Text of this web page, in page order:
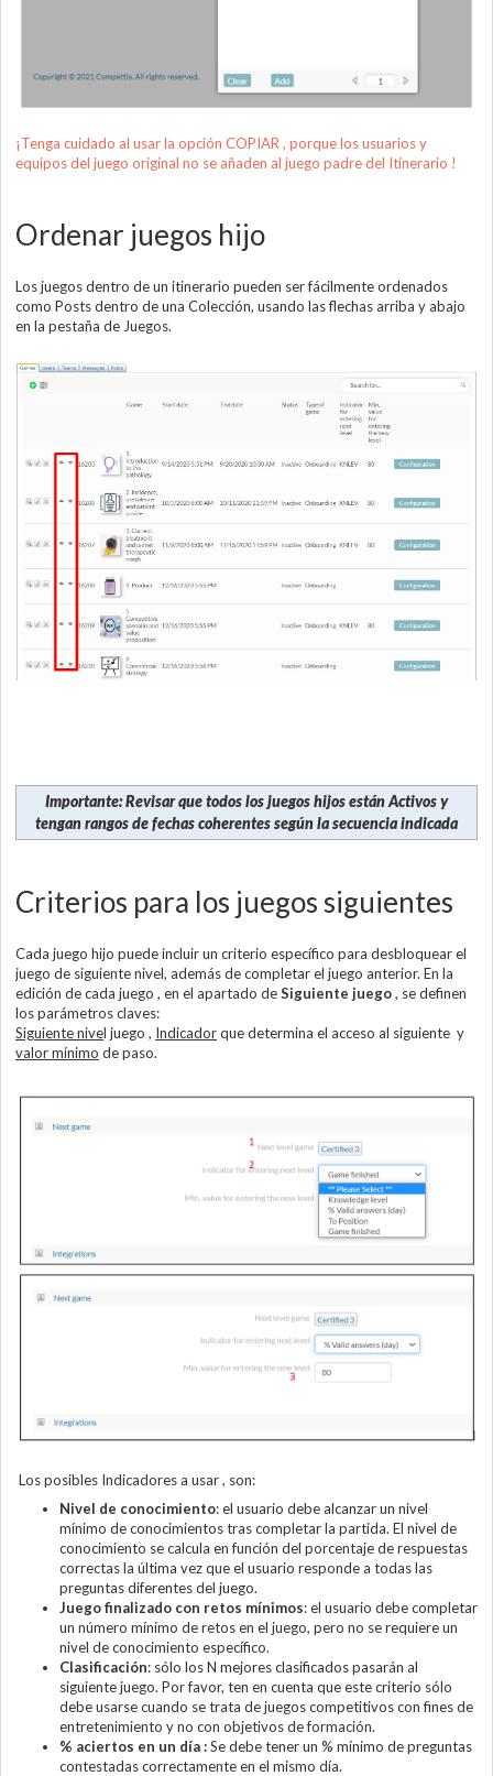
¡Tenga cuidado al usar la opción COPIAR , porque los usuarios y
equipos del juego original no se añaden al juego padre del Itinerario !
Ordenar juegos hijo
Los juegos dentro de un itinerario pueden ser fácilmente ordenados
como Posts dentro de una Colección, usando las flechas arriba y abajo
en la pestaña de Juegos.
Importante: Revisar que todos los juegos hijos están Activos y
tengan rangos de fechas coherentes según la secuencia indicada
Criterios para los juegos siguientes
Cada juego hijo puede incluir un criterio específico para desbloquear el
juego de siguiente nivel, además de completar el juego anterior. En la
edición de cada juego , en el apartado deSiguiente juego, se definen
los parámetros claves:
Siguiente nivel juego , Indicadorque determina el acceso al siguiente y
valor mínimo de paso.
Los posibles Indicadores a usar , son:
Nivel de conocimiento: el usuario debe alcanzar un nivel
mínimo de conocimientos tras completar la partida. El nivel de
conocimiento se calcula en función del porcentaje de respuestas
correctas la última vez que el usuario responde a todas las
preguntas diferentes del juego.
Juego finalizado con retos mínimos: el usuario debe completar
un número mínimo de retos en el juego, pero no se requiere un
nivel de conocimiento específico.
Clasificación: sólo los N mejores clasificados pasarán al
siguiente juego. Por favor, ten en cuenta que este criterio sólo
debe usarse cuando se trata de juegos competitivos con fines de
entretenimiento y no con objetivos de formación.
% aciertos en un día :Se debe tener un % mínimo de preguntas
contestadas correctamente en el mismo día.